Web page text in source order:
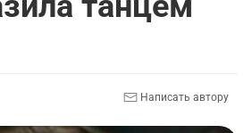
Написать автору